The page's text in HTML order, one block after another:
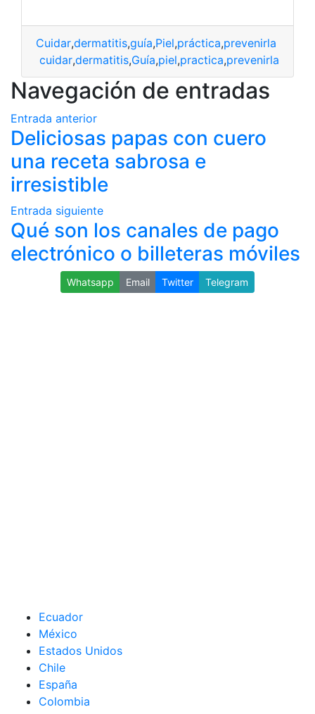
Cuidar,dermatitis,guía,Piel,práctica,prevenirla
cuidar,dermatitis,Guía,piel,practica,prevenirla
Navegación de entradas
Entrada anterior
Deliciosas papas con cuero
una receta sabrosa e
irresistible
Entrada siguiente
Qué son los canales de pago
electrónico o billeteras móviles
Whatsapp Email Twitter Telegram
Ecuador
México
Estados Unidos
Chile
España
Colombia